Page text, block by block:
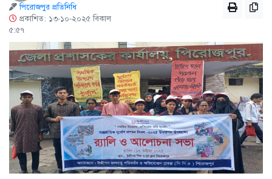
পিরোজপুর প্রতিনিধি
প্রকাশিত: ১৩-১০-২০২৫ বিকাল
৫:৫৭